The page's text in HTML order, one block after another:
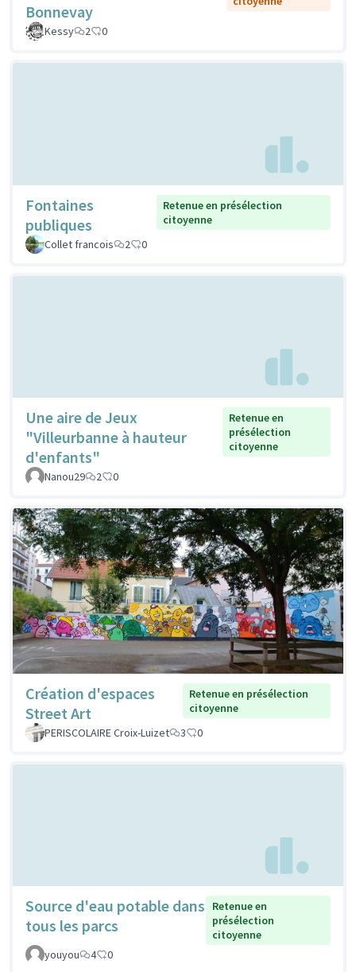
Bonnevay
Kessy 2 0
Fontaines
publiques
Retenue en présélection
citoyenne
Collet francois
2 0
Une aire de Jeux
"Villeurbanne à hauteur
d'enfants"
Retenue en
présélection
citoyenne
Nanou29 2 0
Création d'espaces
Street Art
Retenue en présélection
citoyenne
PERISCOLAIRE Croix-Luizet
3 0
Source d'eau potable dans
tous les parcs
Retenue en
présélection
citoyenne
youyou
4 0